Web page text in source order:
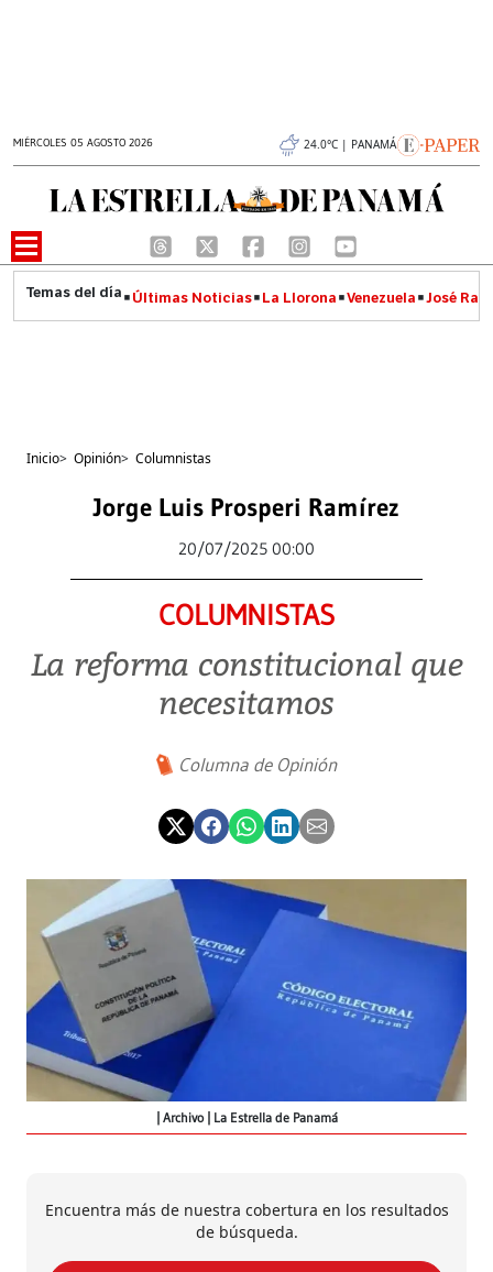
MIÉRCOLES 05 AGOSTO 2026 24.0°C | PANAMÁ
Últimas Noticias La Llorona Venezuela José
Inicio> Opinión> Columnistas
Jorge Luis Prosperi Ramírez
20/07/2025 00:00
COLUMNISTAS
La reforma constitucional que
necesitamos
Columna de Opinión
Archivo | La Estrella de Panamá
Encuentra más de nuestra cobertura en los resultados
de búsqueda.